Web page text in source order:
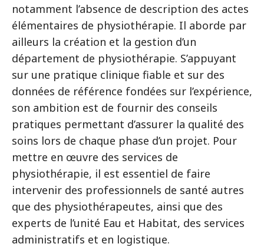
notamment l’absence de description des actes
élémentaires de physiothérapie. Il aborde par
ailleurs la création et la gestion d’un
département de physiothérapie. S’appuyant
sur une pratique clinique fiable et sur des
données de référence fondées sur l’expérience,
son ambition est de fournir des conseils
pratiques permettant d’assurer la qualité des
soins lors de chaque phase d’un projet. Pour
mettre en œuvre des services de
physiothérapie, il est essentiel de faire
intervenir des professionnels de santé autres
que des physiothérapeutes, ainsi que des
experts de l’unité Eau et Habitat, des services
administratifs et en logistique.